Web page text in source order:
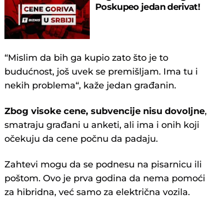
Poskupeo jedan derivat!
“Mislim da bih ga kupio zato što je to
budućnost, još uvek se premišljam. Ima tu i
nekih problema“, kaže jedan građanin.
Zbog visoke cene, subvencije nisu dovoljne,
smatraju građani u anketi, ali ima i onih koji
očekuju da cene počnu da padaju.
Zahtevi mogu da se podnesu na pisarnicu ili
poštom. Ovo je prva godina da nema pomoći
za hibridna, već samo za električna vozila.